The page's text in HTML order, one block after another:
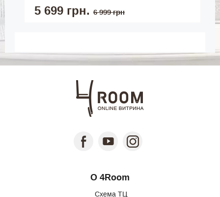
5 699 грн. 6 999 грн
О 4Room
Схема ТЦ